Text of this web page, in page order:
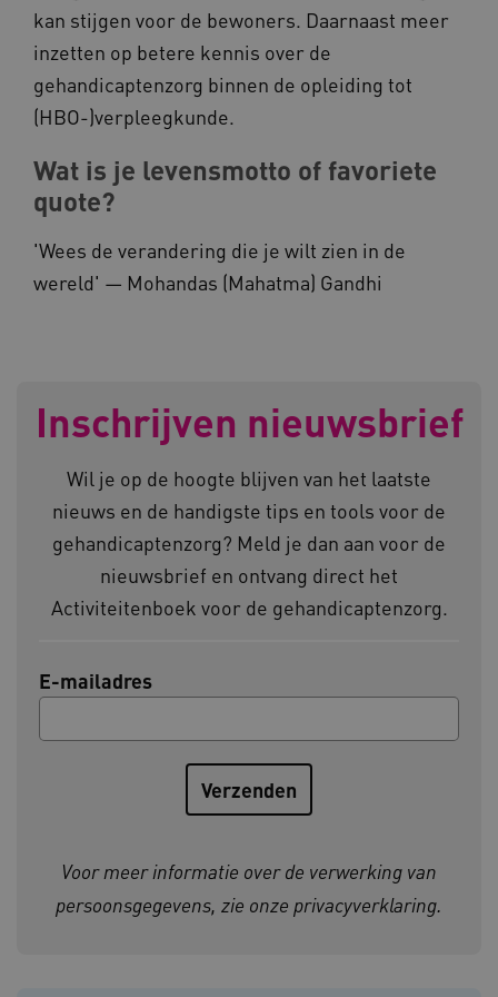
kan stijgen voor de bewoners. Daarnaast meer
inzetten op betere kennis over de
gehandicaptenzorg binnen de opleiding tot
(HBO-)verpleegkunde.
Wat is je levensmotto of favoriete
quote?
'Wees de verandering die je wilt zien in de
wereld' — Mohandas (Mahatma) Gandhi
Inschrijven nieuwsbrief
Wil je op de hoogte blijven van het laatste
nieuws en de handigste tips en tools voor de
gehandicaptenzorg? Meld je dan aan voor de
nieuwsbrief en ontvang direct het
Activiteitenboek voor de gehandicaptenzorg.
E-mailadres
Voor meer informatie over de verwerking van
persoonsgegevens, zie onze privacyverklaring.
FPLC .kennispleingehandicaptensector.nl
.vimeo.com
ARRAffinity
Microsoft Corporation
.www.kennispleingehandicaptensector.nl
vilans.blueconic.net
Google Privacy Policy